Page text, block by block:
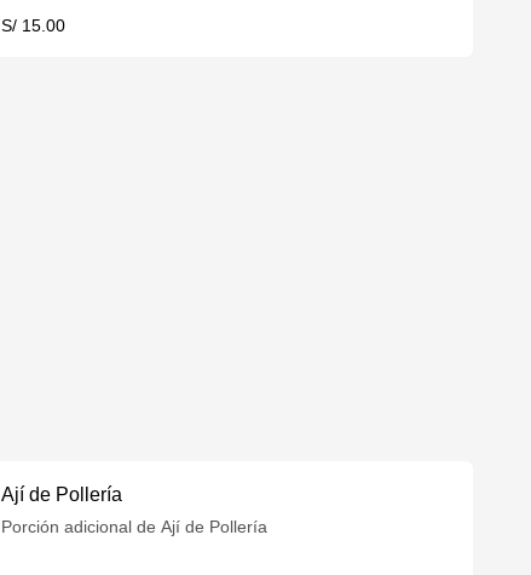
S/ 15.00
Ají de Pollería
Porción adicional de Ají de Pollería